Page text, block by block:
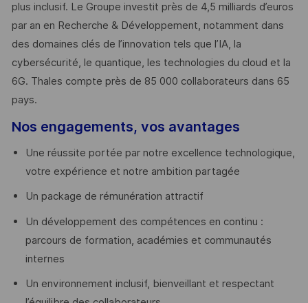
plus inclusif. Le Groupe investit près de 4,5 milliards d’euros
par an en Recherche & Développement, notamment dans
des domaines clés de l’innovation tels que l’IA, la
cybersécurité, le quantique, les technologies du cloud et la
6G. Thales compte près de 85 000 collaborateurs dans 65
pays. ​
Nos engagements, vos avantages
Une réussite portée par notre excellence technologique,
votre expérience et notre ambition partagée
Un package de rémunération attractif
Un développement des compétences en continu :
parcours de formation, académies et communautés
internes
Un environnement inclusif, bienveillant et respectant